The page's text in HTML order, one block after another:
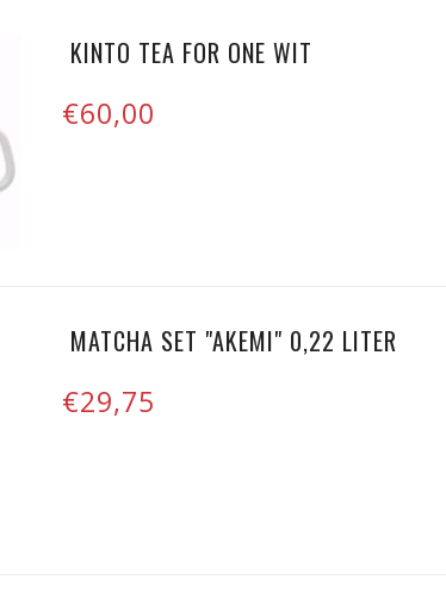
KINTO TEA FOR ONE WIT
€60,00
MATCHA SET "AKEMI" 0,22 LITER
€29,75